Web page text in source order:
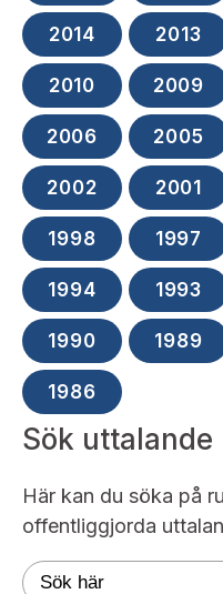
Huvudmän
Verksamhetsberättelser
Publikationer och
Avgifter
Prenumerera
2014 2013
2010 2009
2006 2005
2002 2001
1998 1997
1994 1993
1990 1989
1986
Sök uttalande
Här kan du söka på
offentliggjorda